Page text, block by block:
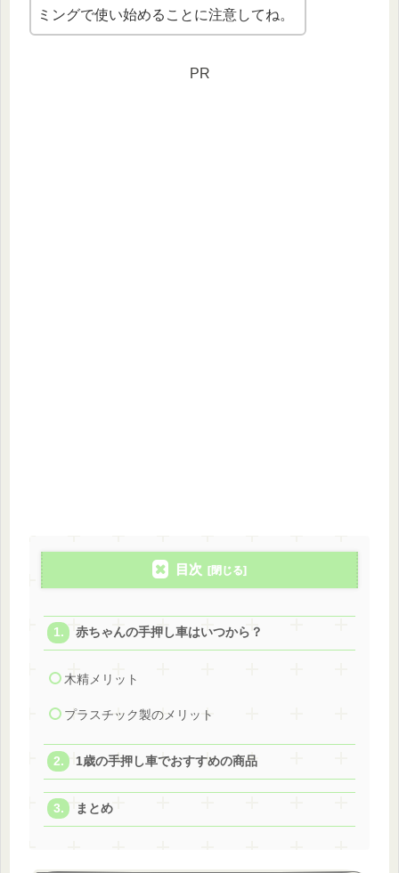
ミングで使い始めることに注意してね。
PR
目次
赤ちゃんの手押し車はいつから？
木精メリット
プラスチック製のメリット
1歳の手押し車でおすすめの商品
まとめ